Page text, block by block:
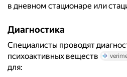
в дневном стационаре или
Диагностика
Специалисты проводят
психоактивных веществ
для: